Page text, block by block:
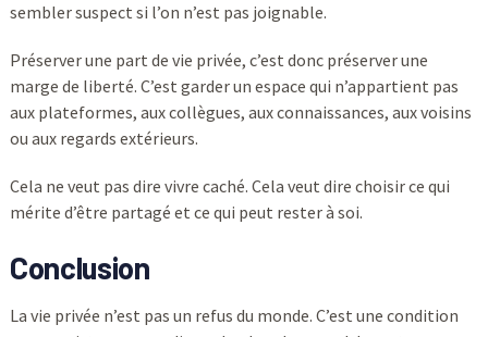
sembler suspect si l’on n’est pas joignable.
Préserver une part de vie privée, c’est donc préserver une
marge de liberté. C’est garder un espace qui n’appartient pas
aux plateformes, aux collègues, aux connaissances, aux voisins
ou aux regards extérieurs.
Cela ne veut pas dire vivre caché. Cela veut dire choisir ce qui
mérite d’être partagé et ce qui peut rester à soi.
Conclusion
La vie privée n’est pas un refus du monde. C’est une condition